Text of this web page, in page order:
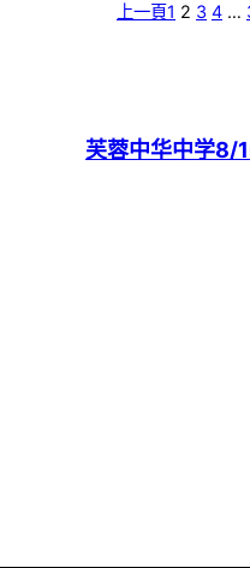
上一頁1 2 3 4 …
芙蓉中华中学8/